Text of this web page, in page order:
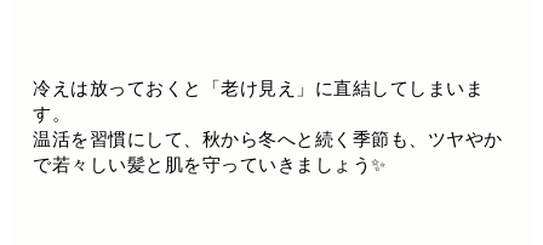
冷えは放っておくと「老け見え」に直結してしまいま
す。
温活を習慣にして、秋から冬へと続く季節も、ツヤやか
で若々しい髪と肌を守っていきましょう✨